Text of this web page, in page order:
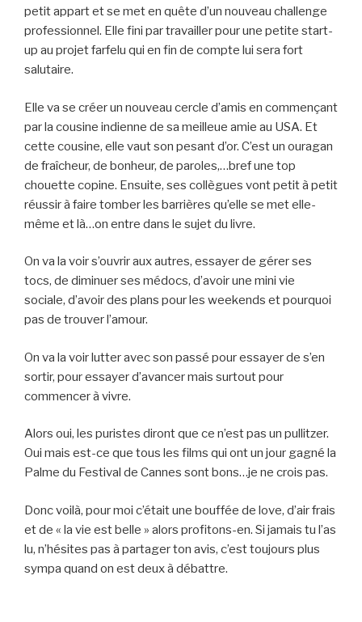
petit appart et se met en quête d’un nouveau challenge
professionnel. Elle fini par travailler pour une petite start-
up au projet farfelu qui en fin de compte lui sera fort
salutaire.
Elle va se créer un nouveau cercle d’amis en commençant
par la cousine indienne de sa meilleue amie au USA. Et
cette cousine, elle vaut son pesant d’or. C’est un ouragan
de fraîcheur, de bonheur, de paroles,…bref une top
chouette copine. Ensuite, ses collègues vont petit à petit
réussir à faire tomber les barrières qu’elle se met elle-
même et là…on entre dans le sujet du livre.
On va la voir s’ouvrir aux autres, essayer de gérer ses
tocs, de diminuer ses médocs, d’avoir une mini vie
sociale, d’avoir des plans pour les weekends et pourquoi
pas de trouver l’amour.
On va la voir lutter avec son passé pour essayer de s’en
sortir, pour essayer d’avancer mais surtout pour
commencer à vivre.
Alors oui, les puristes diront que ce n’est pas un pullitzer.
Oui mais est-ce que tous les films qui ont un jour gagné la
Palme du Festival de Cannes sont bons…je ne crois pas.
Donc voilà, pour moi c’était une bouffée de love, d’air frais
et de « la vie est belle » alors profitons-en. Si jamais tu l’as
lu, n’hésites pas à partager ton avis, c’est toujours plus
sympa quand on est deux à débattre.